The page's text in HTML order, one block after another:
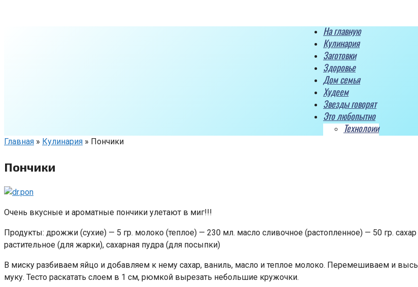
На главную
Кулинария
Заготовки
Здоровье
Дом семья
Худеем
Звезды говорят
Это любопытно
Технолоии
Главная » Кулинария » Пончики
Пончики
Очень вкусные и ароматные пончики улетают в миг!!!
Продукты: дрожжи (сухие) — 5 гр. молокo (теплое) — 230 мл. масло сливочное (растопленное) — 50 гр.
растительное (для жарки), сахарная пудра (для посыпки)
В миску разбиваем яйцо и добавляем к нему сахар, ваниль, масло и теплое молоко. Перемешиваем и
муку. Тесто раскатать слоем в 1 см, рюмкой вырезать небольшие кружочки.